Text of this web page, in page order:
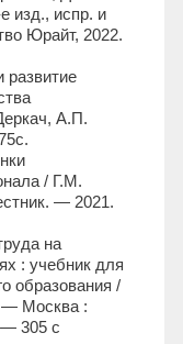
изд., испр. и
Юрайт, 2022.
А.П.
/ Г.М.
— 2021.
на
: учебник для
образования /
Москва :
— 305 с